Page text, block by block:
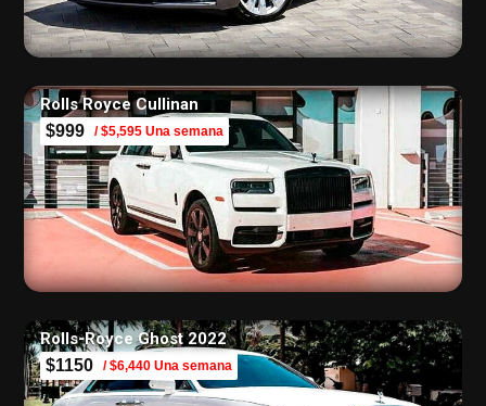
Rolls Royce Cullinan
$999 / $5,595 Una semana
Rolls-Royce Ghost 2022
$1150 / $6,440 Una semana